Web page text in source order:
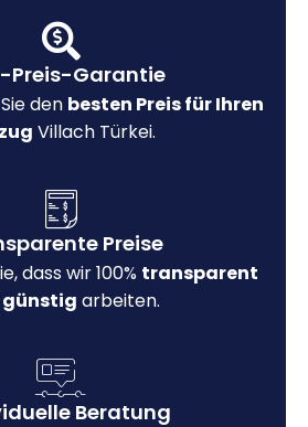
Preis-Garantie
den besten Preis für Ihren
Villach Türkei.
Preise
dass wir 100% transparent
günstig arbeiten.
Beratung